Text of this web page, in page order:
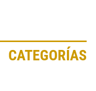
CATEGORÍAS